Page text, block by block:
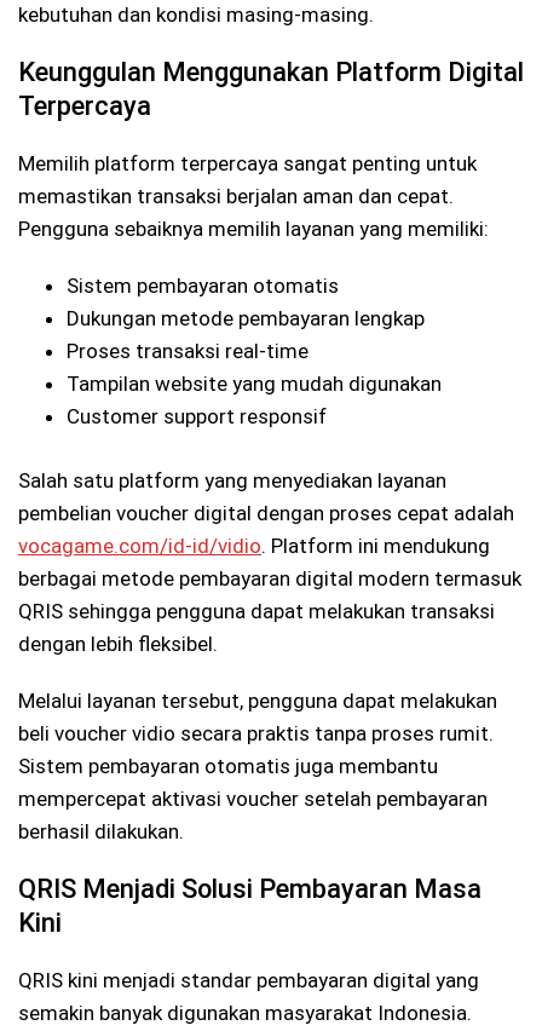
kebutuhan dan kondisi masing-masing.
Keunggulan Menggunakan Platform Digital
Terpercaya
Memilih platform terpercaya sangat penting untuk
memastikan transaksi berjalan aman dan cepat.
Pengguna sebaiknya memilih layanan yang memiliki:
Sistem pembayaran otomatis
Dukungan metode pembayaran lengkap
Proses transaksi real-time
Tampilan website yang mudah digunakan
Customer support responsif
Salah satu platform yang menyediakan layanan
pembelian voucher digital dengan proses cepat adalah
vocagame.com/id-id/vidio. Platform ini mendukung
berbagai metode pembayaran digital modern termasuk
QRIS sehingga pengguna dapat melakukan transaksi
dengan lebih fleksibel.
Melalui layanan tersebut, pengguna dapat melakukan
beli voucher vidio secara praktis tanpa proses rumit.
Sistem pembayaran otomatis juga membantu
mempercepat aktivasi voucher setelah pembayaran
berhasil dilakukan.
QRIS Menjadi Solusi Pembayaran Masa
Kini
QRIS kini menjadi standar pembayaran digital yang
semakin banyak digunakan masyarakat Indonesia.